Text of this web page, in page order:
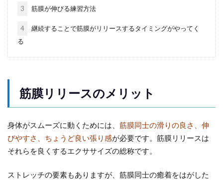
3 筋膜が伸びる練習方法
4
継続することで筋膜がリリースするタイミングがやってく
る
筋膜リリースのメリット
身体がスムーズに動くためには、 筋膜同士の滑りの良さ、伸
びやすさ、ちょうど良い張り感が必要です。筋膜リリースは
それらを良くするエクササイズの総称です。
ストレッチの要素もありますが、筋膜同士の癒着をはがした